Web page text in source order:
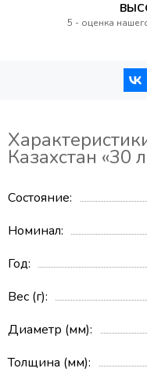
5 - оценка
Казахстан «30
Состояние
Номинал
Год
Вес (г)
Диаметр (мм)
Толщина (мм)